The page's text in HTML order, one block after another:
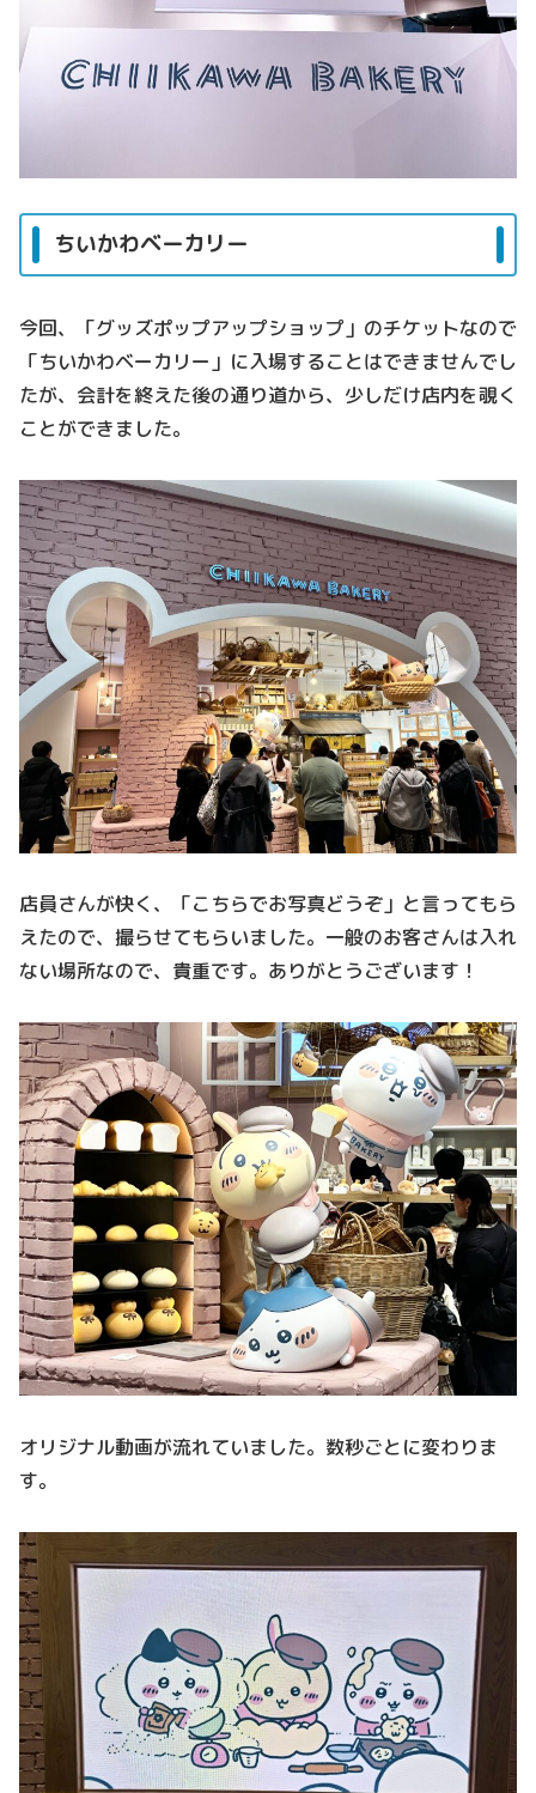
ちいかわベーカリー
今回、「グッズポップアップショップ」のチケットなので
「ちいかわベーカリー」に入場することはできませんでし
たが、会計を終えた後の通り道から、少しだけ店内を覗く
ことができました。
店員さんが快く、「こちらでお写真どうぞ」と言ってもら
えたので、撮らせてもらいました。一般のお客さんは入れ
ない場所なので、貴重です。ありがとうございます！
オリジナル動画が流れていました。数秒ごとに変わりま
す。